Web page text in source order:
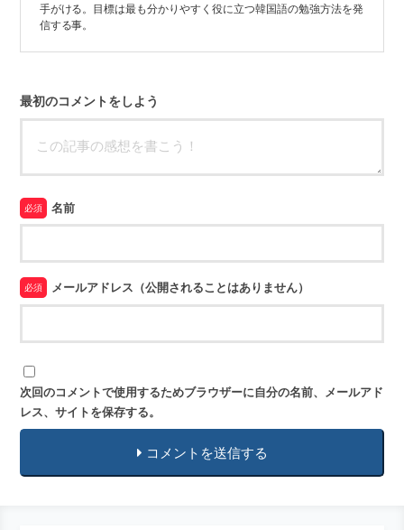
手がける。目標は最も分かりやすく役に立つ韓国語の勉強方法を発
信する事。
最初のコメントをしよう
必須 名前
必須 メールアドレス（公開されることはありません）
次回のコメントで使用するためブラウザーに自分の名前、メールアド
レス、サイトを保存する。
コメントを送信する